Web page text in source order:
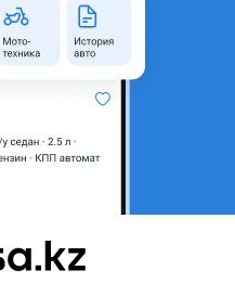
Алматы, Алматинская
2019 - н.в. E210
Седан
Вариатор